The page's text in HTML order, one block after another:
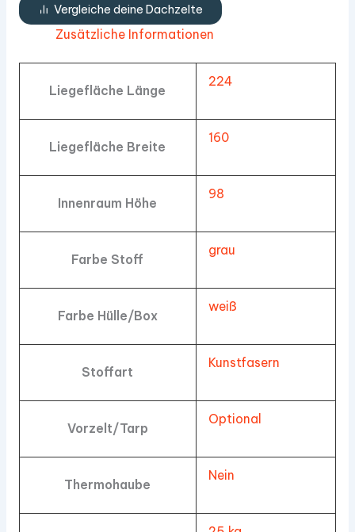
Vergleiche deine Dachzelte
Zusätzliche Informationen
Liegefläche Länge
224
Liegefläche Breite
160
Innenraum Höhe
98
Farbe Stoff
grau
Farbe Hülle/Box
weiß
Stoffart
Kunstfasern
Vorzelt/Tarp
Optional
Thermohaube
Nein